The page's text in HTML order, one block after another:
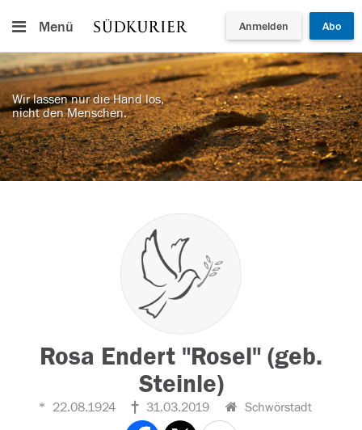
Menü Anmelden Abo
Wir lassen nur die Hand los,
nicht den Menschen.
Rosa Endert "Rosel" (geb.
Steinle)
22.08.1924 31.03.2019 Schwörstadt